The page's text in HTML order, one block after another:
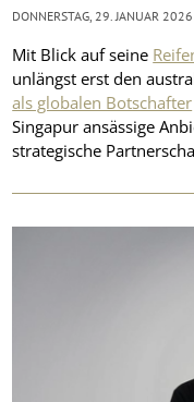
Mit Blick auf seine
unlängst erst den
als globalen Botschafter
Singapur ansässige
strategische
DONNERSTAG, 29. JANUAR 2026